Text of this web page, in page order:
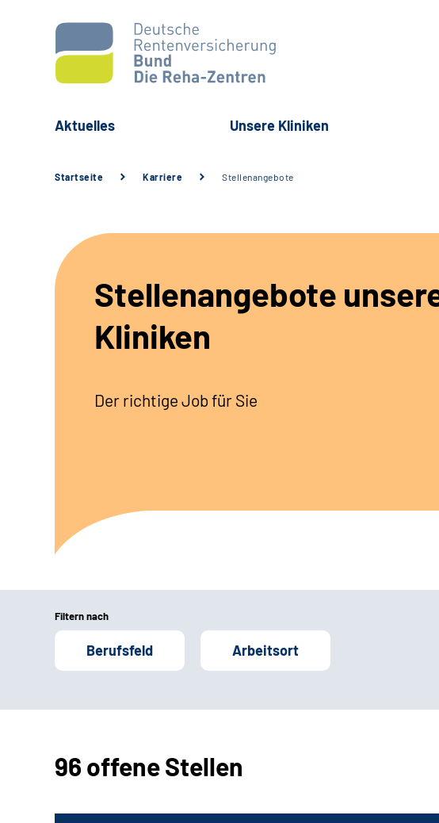
Aktuelles Unsere Kliniken
Startseite Karriere Stellenangebote
Stellenangebote
Kliniken
Der richtige Job für Sie
Filtern nach
Berufsfeld Arbeitsort
96 offene Stellen